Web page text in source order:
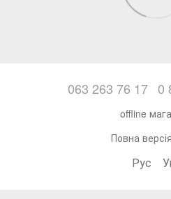
063 263 76 17 0
offline
Повна
Рус